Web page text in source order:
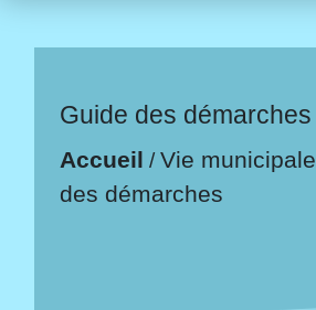
Guide des démarches
Accueil /Vie municipale
des démarches